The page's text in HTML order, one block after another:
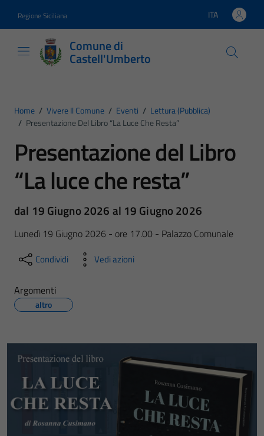
Regione Siciliana Lingua attiva:
ITA
Comune di
Castell'Umberto
Home / Vivere Il Comune / Eventi / Lettura (pubblica)
/ Presentazione Del Libro “La Luce Che Resta”
Presentazione del Libro
“La luce che resta”
dal 19 Giugno 2026 al 19 Giugno 2026
Lunedì 19 Giugno 2026 - ore 17.00 - Palazzo Comunale
Condividi Vedi azioni
Argomenti
altro